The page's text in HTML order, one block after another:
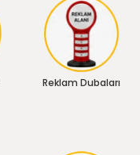
Reklam Dubaları